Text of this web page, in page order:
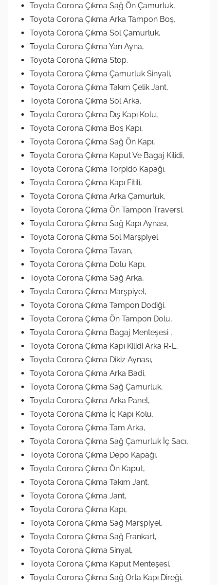
Toyota Corona Çıkma Sağ Ön Çamurluk,
Toyota Corona Çıkma Arka Tampon Boş,
Toyota Corona Çıkma Sol Çamurluk,
Toyota Corona Çıkma Yan Ayna,
Toyota Corona Çıkma Stop,
Toyota Corona Çıkma Çamurluk Sinyali,
Toyota Corona Çıkma Takım Çelik Jant,
Toyota Corona Çıkma Sol Arka,
Toyota Corona Çıkma Dış Kapı Kolu,
Toyota Corona Çıkma Boş Kapı,
Toyota Corona Çıkma Sağ Ön Kapı,
Toyota Corona Çıkma Kaput Ve Bagaj Kilidi,
Toyota Corona Çıkma Torpido Kapağı,
Toyota Corona Çıkma Kapı Fitili,
Toyota Corona Çıkma Arka Çamurluk,
Toyota Corona Çıkma Ön Tampon Traversi,
Toyota Corona Çıkma Sağ Kapı Aynası,
Toyota Corona Çıkma Sol Marşpiyel
Toyota Corona Çıkma Tavan,
Toyota Corona Çıkma Dolu Kapı,
Toyota Corona Çıkma Sağ Arka,
Toyota Corona Çıkma Marşpiyel,
Toyota Corona Çıkma Tampon Dodiği,
Toyota Corona Çıkma Ön Tampon Dolu,
Toyota Corona Çıkma Bagaj Menteşesi ,
Toyota Corona Çıkma Kapı Kilidi Arka R-L,
Toyota Corona Çıkma Dikiz Aynası,
Toyota Corona Çıkma Arka Badi,
Toyota Corona Çıkma Sağ Çamurluk,
Toyota Corona Çıkma Arka Panel,
Toyota Corona Çıkma İç Kapı Kolu,
Toyota Corona Çıkma Tam Arka,
Toyota Corona Çıkma Sağ Çamurluk İç Sacı,
Toyota Corona Çıkma Depo Kapağı,
Toyota Corona Çıkma Ön Kaput,
Toyota Corona Çıkma Takım Jant,
Toyota Corona Çıkma Jant,
Toyota Corona Çıkma Kapı,
Toyota Corona Çıkma Sağ Marşpiyel,
Toyota Corona Çıkma Sağ Frankart,
Toyota Corona Çıkma Sinyal,
Toyota Corona Çıkma Kaput Menteşesi,
Toyota Corona Çıkma Sağ Orta Kapı Direği,